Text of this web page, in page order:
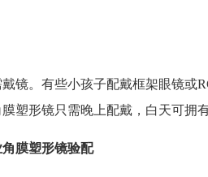
。有些小孩子配戴框架眼镜或
塑形镜只需晚上配戴，白天可拥
角膜塑形镜验配